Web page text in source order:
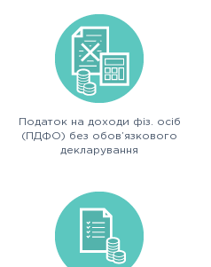
Податок на доходи фіз. осіб
(ПДФО) без обов’язкового
декларування